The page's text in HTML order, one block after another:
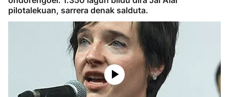
pilotalekuan, sarrera denak salduta.